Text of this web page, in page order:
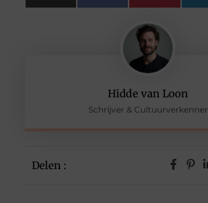
Hidde van Loon
Schrijver & Cultuurverkenner
Delen :
(Twitter)